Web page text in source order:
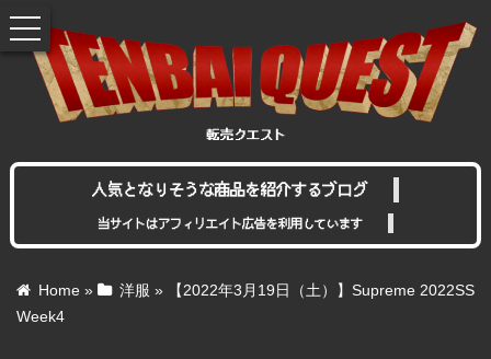
人気となりそうな商品を紹介するブログ
当サイトはアフィリエイト広告を利用しています
Home » 洋服 »
【2022年3月19日（土）】Supreme 2022SS
Week4
toggle
navigation